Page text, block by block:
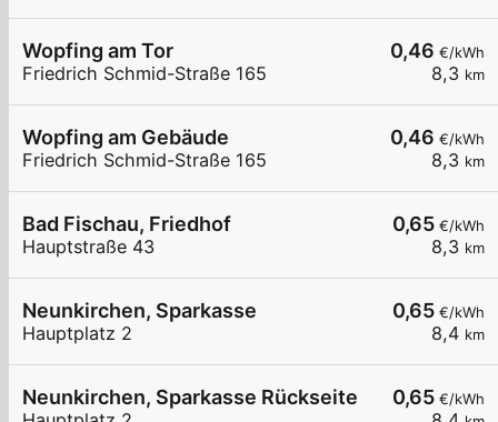
0,46 €/kWh
8,3 km
Wopfing am Tor
Friedrich Schmid-Straße 165
0,46 €/kWh
8,3 km
Wopfing am Gebäude
Friedrich Schmid-Straße 165
0,65 €/kWh
8,3 km
Bad Fischau, Friedhof
Hauptstraße 43
0,65 €/kWh
8,4 km
Neunkirchen, Sparkasse
Hauptplatz 2
0,65 €/kWh
Neunkirchen, Sparkasse Rückseite